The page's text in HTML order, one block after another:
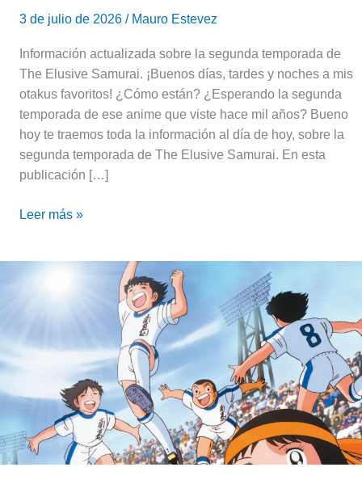
3 de julio de 2026 / Mauro Estevez
Información actualizada sobre la segunda temporada de
The Elusive Samurai. ¡Buenos días, tardes y noches a mis
otakus favoritos! ¿Cómo están? ¿Esperando la segunda
temporada de ese anime que viste hace mil años? Bueno
hoy te traemos toda la información al día de hoy, sobre la
segunda temporada de The Elusive Samurai. En esta
publicación […]
Leer más »
Recomendación
amantes
del